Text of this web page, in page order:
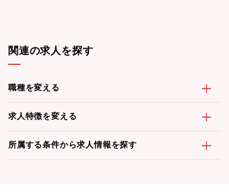
関連の求人を探す
職種を変える
求人特徴を変える
所属する条件から求人情報を探す